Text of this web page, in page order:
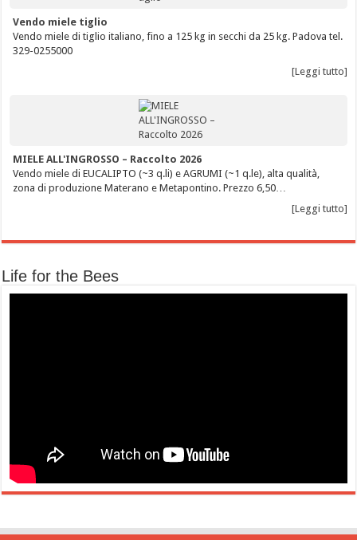
Vendo miele tiglio
Vendo miele di tiglio italiano, fino a 125 kg in secchi da 25 kg. Padova tel.
329-0255000
[Leggi tutto]
MIELE ALL'INGROSSO – Raccolto 2026
Vendo miele di EUCALIPTO (~3 q.li) e AGRUMI (~1 q.le), alta qualità,
zona di produzione Materano e Metapontino. Prezzo 6,50…
[Leggi tutto]
Life for the Bees